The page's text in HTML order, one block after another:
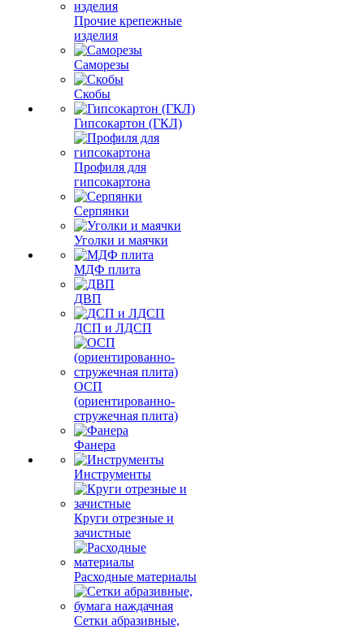
Прочие крепежные
изделия
Саморезы
Скобы
Гипсокартон (ГКЛ)
Профиля для
гипсокартона
Серпянки
Уголки и маячки
МДФ плита
ДВП
ДСП и ЛДСП
ОСП
(ориентированно-
стружечная плита)
Фанера
Инструменты
Круги отрезные и
зачистные
Расходные материалы
Сетки абразивные,